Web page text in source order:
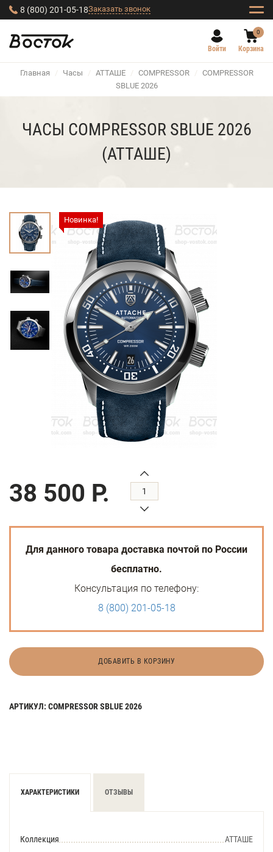
8 (800) 201-05-18Заказать звонок
Войти
0
Корзина
Главная / Часы / АТТАШЕ / COMPRESSOR / COMPRESSOR
SBLUE 2026
ЧАСЫ COMPRESSOR SBLUE 2026
(АТТАШЕ)
Новинка!
38 500 Р.
Для данного товара доставка почтой по России
бесплатно.
Консультация по телефону:
8 (800) 201-05-18
ДОБАВИТЬ В КОРЗИНУ
АРТИКУЛ: COMPRESSOR SBLUE 2026
ХАРАКТЕРИСТИКИ ОТЗЫВЫ
Коллекция
АТТАШЕ